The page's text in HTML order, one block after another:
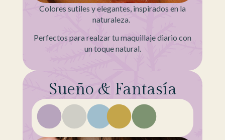
Colores sutiles y elegantes, inspirados en la
naturaleza.
Perfectos para realzar tu maquillaje diario con
un toque natural.
Sueño & Fantasía